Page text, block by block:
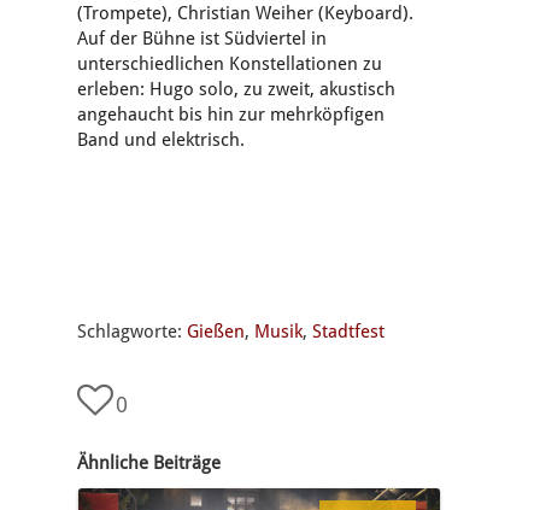
(Trompete), Christian Weiher (Keyboard).
Auf der Bühne ist Südviertel in
unterschiedlichen Konstellationen zu
erleben: Hugo solo, zu zweit, akustisch
angehaucht bis hin zur mehrköpfigen
Band und elektrisch.
Schlagworte: Gießen, Musik, Stadtfest
0
Ähnliche Beiträge